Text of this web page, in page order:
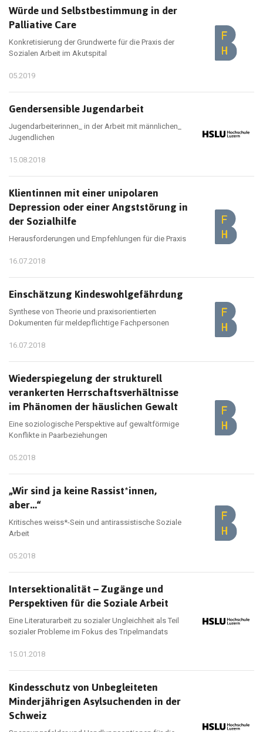
Würde und Selbstbestimmung in der
Palliative Care
Konkretisierung der Grundwerte für die Praxis der
Sozialen Arbeit im Akutspital
05.2019
Gendersensible Jugendarbeit
Jugendarbeiterinnen_ in der Arbeit mit männlichen_
Jugendlichen
15.08.2018
Klientinnen mit einer unipolaren
Depression oder einer Angststörung in
der Sozialhilfe
Herausforderungen und Empfehlungen für die Praxis
16.07.2018
Einschätzung Kindeswohlgefährdung
Synthese von Theorie und praxisorientierten
Dokumenten für meldepflichtige Fachpersonen
16.07.2018
Wiederspiegelung der strukturell
verankerten Herrschaftsverhältnisse
im Phänomen der häuslichen Gewalt
Eine soziologische Perspektive auf gewaltförmige
Konflikte in Paarbeziehungen
05.2018
„Wir sind ja keine Rassist*innen,
aber...“
Kritisches weiss*-Sein und antirassistische Soziale
Arbeit
05.2018
Intersektionalität – Zugänge und
Perspektiven für die Soziale Arbeit
Eine Literaturarbeit zu sozialer Ungleichheit als Teil
sozialer Probleme im Fokus des Tripelmandats
15.01.2018
Kindesschutz von Unbegleiteten
Minderjährigen Asylsuchenden in der
Schweiz